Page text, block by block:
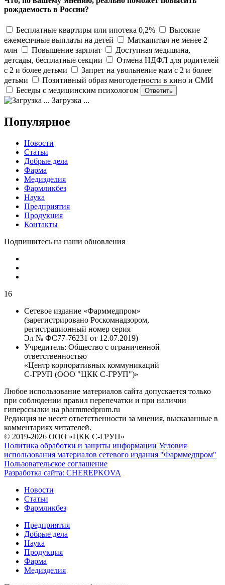
рождаемость в России?
Бесплатные квартиры или ипотека 0,2%
Высокие
ежемесячные выплаты на детей
Маткапитал не менее 2
млн
Повышение зарплат
Доступная медицина,
детсады, бесплатные секции
Отмена НДФЛ для родителей
с 2 и более детьми
Запрет на увольнение мам с 2 и более
детьми
Позитивный образ многодетности в кино и СМИ
Беседы с медицинским психологом
Загрузка ...
Популярное
Новости
Статьи
Добрые дела
Фарма
Медизделия
Фармликбез
Наука
Предприятия
Продукция
Контакты
Подпишитесь на наши обновления
16
Сетевое издание «Фарммедпром»
(зарегистрировано Роскомнадзором,
регистрационный номер серия
Эл № ФС77-76231 от 12.07.2019)
Учредитель: Общество с ограниченной
ответственностью
«Центр корпоративных коммуникаций
С-ГРУП (ООО "ЦКК С-ГРУП")»
Любое использование материалов сайта допускается только
при соблюдении правил перепечатки и при наличии
гиперссылки на pharmmedprom.ru
Редакция не несет ответственности за мнения, высказанные в
комментариях читателей.
© 2019-2026 ООО «ЦКК С-ГРУП»
Политика обработки и защиты информации Условия
использования материалов сетевого издания "Фарммедпром"
Пользовательское соглашение
Разработка сайта: CHEREPKOVA
Новости
Статьи
Фармликбез
Предприятия
Добрые дела
Наука
Продукция
Фарма
Медизделия